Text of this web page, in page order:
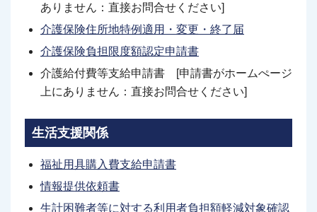
ありません：直接お問合せください]
介護保険住所地特例適用・変更・終了届
介護保険負担限度額認定申請書
介護給付費等支給申請書 [申請書がホームぺージ
上にありません：直接お問合せください]
生活支援関係
福祉用具購入費支給申請書
情報提供依頼書
生計困難者等に対する利用者負担額軽減対象確認